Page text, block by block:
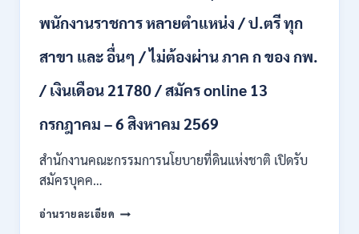
/
ONLINE
–
สิงหาคม
พนักงานราชการ หลายตำแหน่ง / ป.ตรี ทุก
สาขา และ อื่นๆ / ไม่ต้องผ่าน ภาค ก ของ กพ.
/ เงินเดือน 21780 / สมัคร online 13
กรกฎาคม – 6 สิงหาคม 2569
สำนักงานคณะกรรมการนโยบายที่ดินแห่งชาติ เปิดรับ
สมัครบุคค…
อ่านรายละเอียด สำนักงาน